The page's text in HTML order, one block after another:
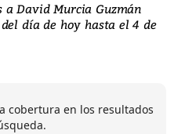
a David Murcia Guzmán
día de hoy hasta el 4 de
cobertura en los resultados